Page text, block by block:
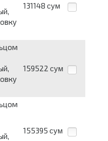
131148 сум
159522 сум
155395 сум